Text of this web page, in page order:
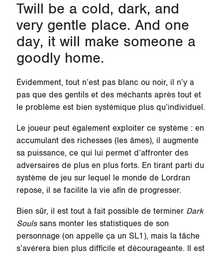
Twill be a cold, dark, and
very gentle place. And one
day, it will make someone a
goodly home.
Évidemment, tout n’est pas blanc ou noir, il n’y a
pas que des gentils et des méchants après tout et
le problème est bien systémique plus qu’individuel.
Le joueur peut également exploiter ce système : en
accumulant des richesses (les âmes), il augmente
sa puissance, ce qui lui permet d’affronter des
adversaires de plus en plus forts. En tirant parti du
système de jeu sur lequel le monde de Lordran
repose, il se facilite la vie afin de progresser.
Bien sûr, il est tout à fait possible de terminer Dark
Soulssans monter les statistiques de son
personnage (on appelle ça un SL1), mais la tâche
s’avérera bien plus difficile et décourageante. Il est